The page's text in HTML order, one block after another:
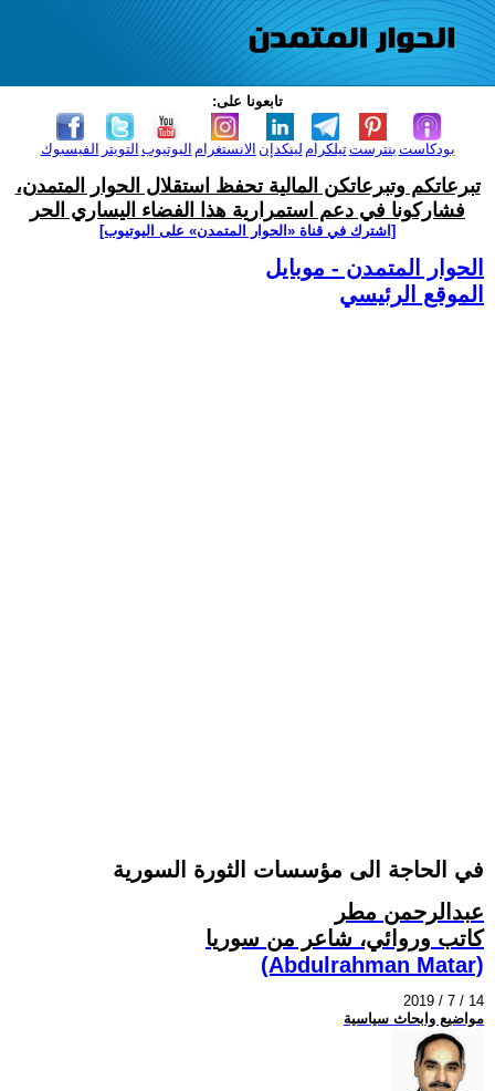
تابعونا على:
الفيسبوك التويتر اليوتيوب الانستغرام لينكدإن تيلكرامبنترست بودكاست
تبرعاتكم وتبرعاتكن المالية تحفظ استقلال الحوار المتمدن،
فشاركونا في دعم استمرارية هذا الفضاء اليساري الحر
[اشترك في قناة ‫«الحوار المتمدن» على اليوتيوب]
الحوار المتمدن - موبايل
الموقع الرئيسي
في الحاجة الى مؤسسات الثورة السورية
عبدالرحمن مطر
كاتب وروائي، شاعر من سوريا
(Abdulrahman Matar)
2019 / 7 / 14
مواضيع وابحاث سياسية